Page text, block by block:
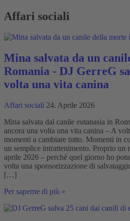
Affari sociali
Mina salvata da un
Romania - DJ GerreG
volta una vita canina
Affari sociali 24. Aprile 2026
Mina salvata dal canile eutanasia in
ancora una volta una vita canina – A
momenti a cambiare tutto. Momenti in
un semplice intrattenimento. Proprio un
aprile 2026 – perché quel giorno ho
volta una sponsorizzazione di
[…]
Mina
da
Per saperne di più »